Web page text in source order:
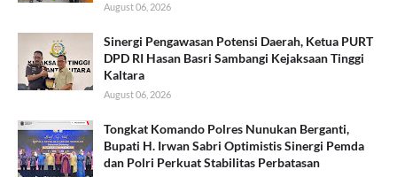
August 06, 2026
Sinergi Pengawasan Potensi Daerah, Ketua PURT
DPD RI Hasan Basri Sambangi Kejaksaan Tinggi
Kaltara
August 06, 2026
Tongkat Komando Polres Nunukan Berganti,
Bupati H. Irwan Sabri Optimistis Sinergi Pemda
dan Polri Perkuat Stabilitas Perbatasan